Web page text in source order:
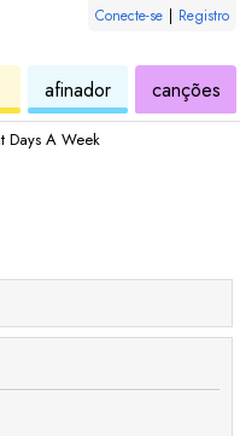
Conecte-se | Registro
de
ukuleleafinador ukulelecanções
Days A Week